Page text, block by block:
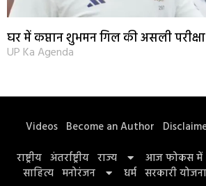
घर में कप्तान शुभमन गिल की असली
UP Ka Agenda
Videos Become an Author
राष्ट्रीय अंतर्राष्ट्रीय राज्य आज फोकस में
साहित्य मनोरंजन धर्म सरकारी योजना